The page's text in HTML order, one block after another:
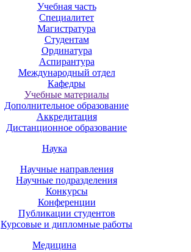
Учебная часть
Специалитет
Магистратура
Студентам
Ординатура
Аспирантура
Международный отдел
Кафедры
Учебные материалы
Дополнительное образование
Аккредитация
Дистанционное образование
Наука
Научные направления
Научные подразделения
Конкурсы
Конференции
Публикации студентов
Курсовые и дипломные работы
Медицина